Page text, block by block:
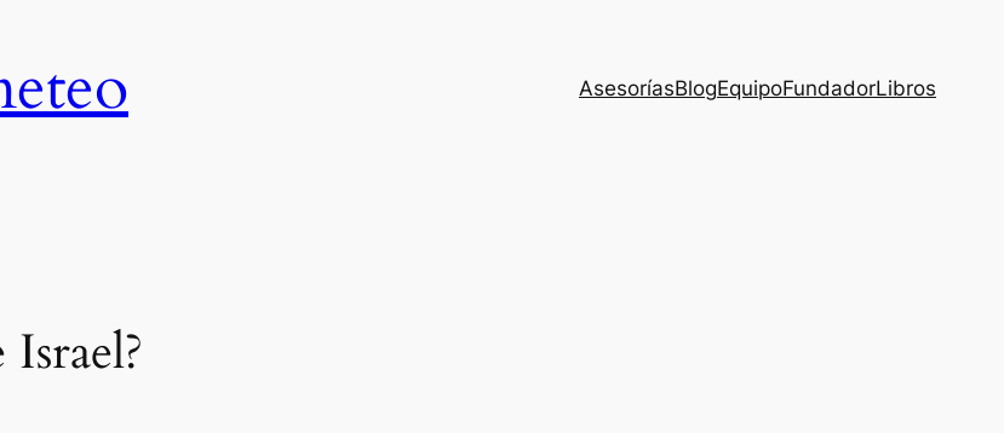
AsesoríasBlogEquipoFundadorLibros